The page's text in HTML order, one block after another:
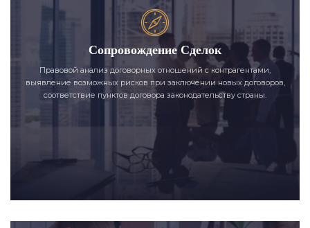
Сопровождение Сделок
Правовой анализ договорных отношений с контрагентами,
выявление возможных рисков при заключении новых договоров,
соответствие пунктов договора законодательству страны.